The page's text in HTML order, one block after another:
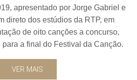
apresentado por Jorge Gabriel e
direto dos estúdios da RTP, em
de oito canções a concurso,
a final do Festival da Canção.
VER MAIS